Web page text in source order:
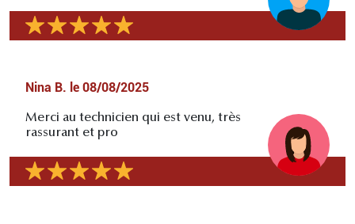
Nina B. le 08/08/2025
Merci au technicien qui est venu, très
rassurant et pro